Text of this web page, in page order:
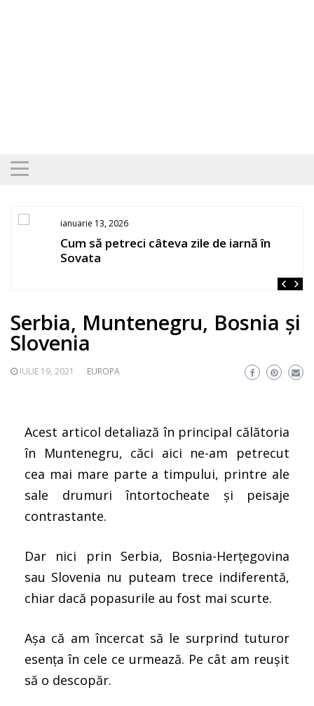
ianuarie 13, 2026
Cum să petreci câteva zile de iarnă în
Sovata
Serbia, Muntenegru, Bosnia și
Slovenia
IULIE 19, 2021 EUROPA
Acest articol detaliază în principal călătoria
în Muntenegru, căci aici ne-am petrecut
cea mai mare parte a timpului, printre ale
sale drumuri întortocheate și peisaje
contrastante.
Dar nici prin Serbia, Bosnia-Herțegovina
sau Slovenia nu puteam trece indiferentă,
chiar dacă popasurile au fost mai scurte.
Așa că am încercat să le surprind tuturor
esența în cele ce urmează. Pe cât am reușit
să o descopăr.